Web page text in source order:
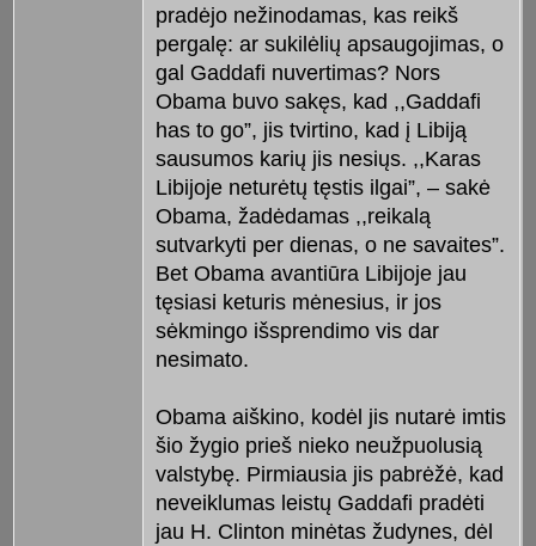
pradėjo nežinodamas, kas reikš
pergalę: ar sukilėlių apsaugojimas, o
gal Gaddafi nuvertimas? Nors
Obama buvo sakęs, kad ,,Gaddafi
has to go”, jis tvirtino, kad į Libiją
sausumos karių jis nesiųs. ,,Karas
Libijoje neturėtų tęstis ilgai”, – sakė
Obama, žadėdamas ,,reikalą
sutvarkyti per dienas, o ne savaites”.
Bet Obama avantiūra Libijoje jau
tęsiasi keturis mėnesius, ir jos
sėkmingo išsprendimo vis dar
nesimato.
Obama aiškino, kodėl jis nutarė imtis
šio žygio prieš nieko neužpuolusią
valstybę. Pirmiausia jis pabrėžė, kad
neveiklumas leistų Gaddafi pradėti
jau H. Clinton minėtas žudynes, dėl